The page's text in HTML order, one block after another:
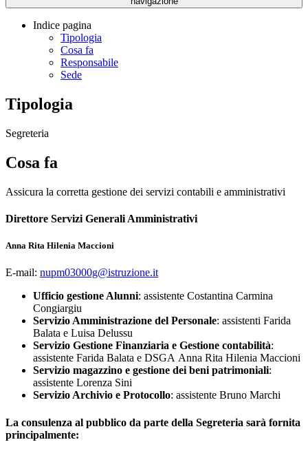
Indice pagina
Tipologia
Cosa fa
Responsabile
Sede
Tipologia
Segreteria
Cosa fa
Assicura la corretta gestione dei servizi contabili e amministrativi
Direttore Servizi Generali Amministrativi
Anna Rita Hilenia Maccioni
E-mail: nupm03000g@istruzione.it
Ufficio gestione Alunni: assistente Costantina Carmina
Congiargiu
Servizio Amministrazione del Personale: assistenti Farida
Balata e Luisa Delussu
Servizio Gestione Finanziaria e Gestione contabilità:
assistente Farida Balata e DSGA Anna Rita Hilenia Maccioni
Servizio magazzino e gestione dei beni patrimoniali:
assistente Lorenza Sini
Servizio Archivio e Protocollo: assistente Bruno Marchi
La consulenza al pubblico da parte della Segreteria sarà fornita
principalmente: